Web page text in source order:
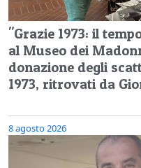
"Grazie 1973: il
al Museo dei
donazione degli
1973, ritrovati da
8 agosto 2026